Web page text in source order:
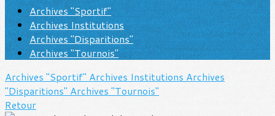
Archives "Sportif"
Archives Institutions
Archives "Disparitions"
Archives "Tournois"
Archives "Sportif" Archives Institutions Archives
"Disparitions" Archives "Tournois"
Retour